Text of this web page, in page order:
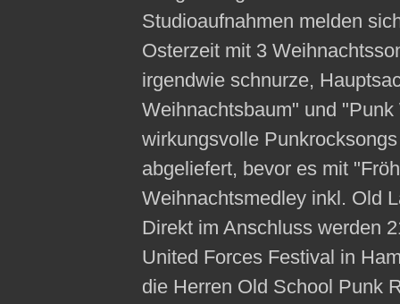
Studioaufnahmen melden
Osterzeit mit 3
irgendwie schnurze,
Weihnachtsbaum" und
wirkungsvolle
abgeliefert, bevor es mit
Weihnachtsmedley inkl. Old
Direkt im Anschluss werden
United Forces Festival in
die Herren Old School Punk